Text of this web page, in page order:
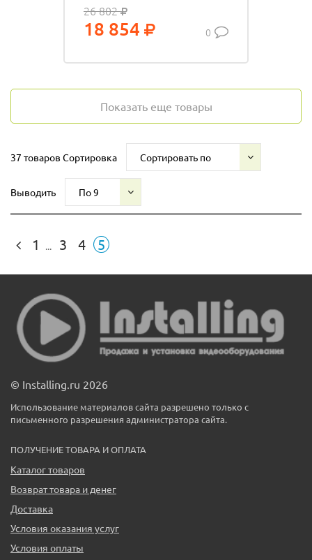
26 802
18 854 0
Показать еще товары
37 товаров Сортировка Сортировать по
Выводить По 9
1 ... 3 4 5
© Installing.ru 2026
Использование материалов сайта разрешено только с
письменного разрешения администратора сайта.
ПОЛУЧЕНИЕ ТОВАРА И ОПЛАТА
Каталог товаров
Возврат товара и денег
Доставка
Условия оказания услуг
Условия оплаты